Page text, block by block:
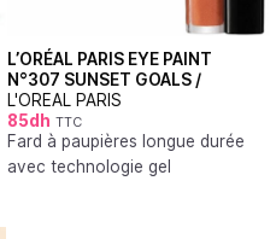
L’ORÉAL PARIS EYE PAINT
N°307 SUNSET GOALS /
L'OREAL PARIS
85dh TTC
Fard à paupières longue durée
avec technologie gel